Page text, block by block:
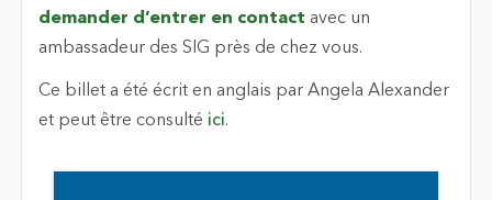
demander d’entrer en contact avec un
ambassadeur des SIG près de chez vous.
Ce billet a été écrit en anglais par Angela Alexander
et peut être consulté ici.